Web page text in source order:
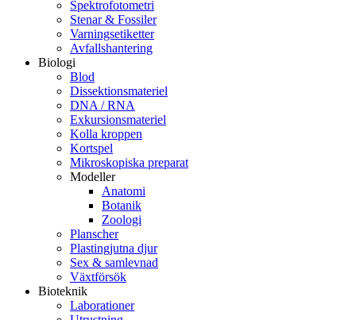
Spektrofotometri
Stenar & Fossiler
Varningsetiketter
Avfallshantering
Biologi
Blod
Dissektionsmateriel
DNA / RNA
Exkursionsmateriel
Kolla kroppen
Kortspel
Mikroskopiska preparat
Modeller
Anatomi
Botanik
Zoologi
Planscher
Plastingjutna djur
Sex & samlevnad
Växtförsök
Bioteknik
Laborationer